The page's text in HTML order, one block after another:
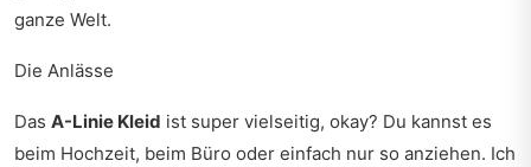
ganze Welt.
Die Anlässe
Das A-Linie Kleid ist super vielseitig, okay? Du kannst es
beim Hochzeit, beim Büro oder einfach nur so anziehen. Ich